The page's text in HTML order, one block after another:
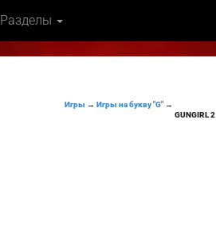
Игры → Игры на букву "G"→
GUNGIRL 2